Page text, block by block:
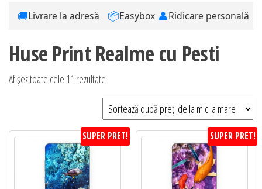
🚚Livrare la adresă 📦Easybox 👤Ridicare personală
Huse Print Realme cu Pesti
Afișez toate cele 11 rezultate
după
preț:
de
la
SUPER PRET! SUPER PRET!